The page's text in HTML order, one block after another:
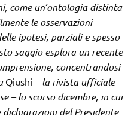
come un’ontologia distinta
le osservazioni
ipotesi, parziali e spesso
saggio esplora un recente
concentrandosi
Qiushi – la rivista ufficiale
– lo scorso dicembre, in cui
del Presidente